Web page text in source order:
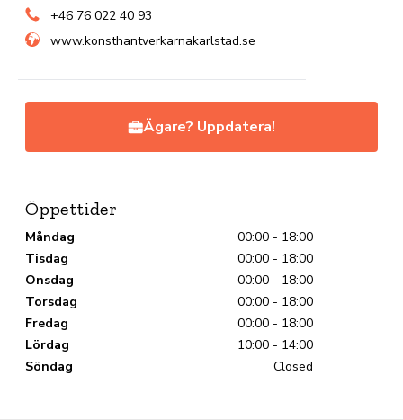
+46 76 022 40 93
www.konsthantverkarnakarlstad.se
Ägare? Uppdatera!
Öppettider
Måndag
00:00 - 18:00
Tisdag
00:00 - 18:00
Onsdag
00:00 - 18:00
Torsdag
00:00 - 18:00
Fredag
00:00 - 18:00
Lördag
10:00 - 14:00
Söndag
Closed